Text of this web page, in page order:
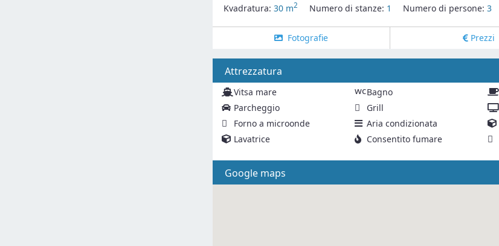
Kvadratura: 30 m2 Numero di stanze: 1 Numero di persone: 3
Fotografie Prezzi
Attrezzatura
Vitsa mare wcBagno
Parcheggio
Grill
Forno a microonde
Aria condizionata
Lavatrice
Consentito fumare
Google maps